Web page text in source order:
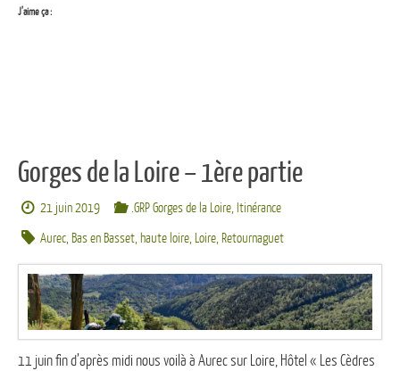
J’aime ça :
Gorges de la Loire – 1ère partie
21 juin 2019 .GRP Gorges de la Loire, Itinérance
Aurec, Bas en Basset, haute loire, Loire, Retournaguet
11 juin fin d’après midi nous voilà à Aurec sur Loire, Hôtel « Les Cèdres